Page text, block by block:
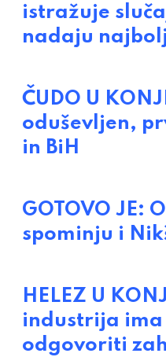
istražuje
nadaju
ČUDO U
oduševljen,
in BiH
GOTOVO JE:
spominju i
HELEZ U
industrija
odgovoriti